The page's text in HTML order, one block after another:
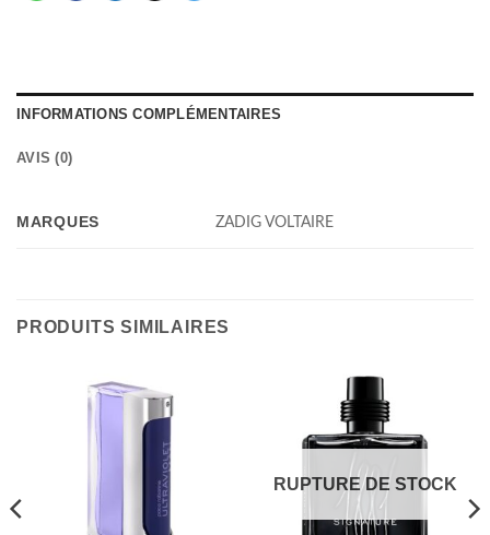
INFORMATIONS COMPLÉMENTAIRES
AVIS (0)
MARQUES ZADIG VOLTAIRE
PRODUITS SIMILAIRES
RUPTURE DE STOCK